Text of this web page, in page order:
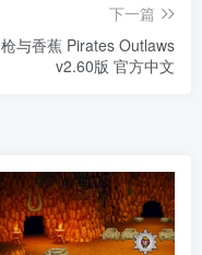
下一篇
枪与香蕉 Pirates Outlaws
v2.60版 官方中文